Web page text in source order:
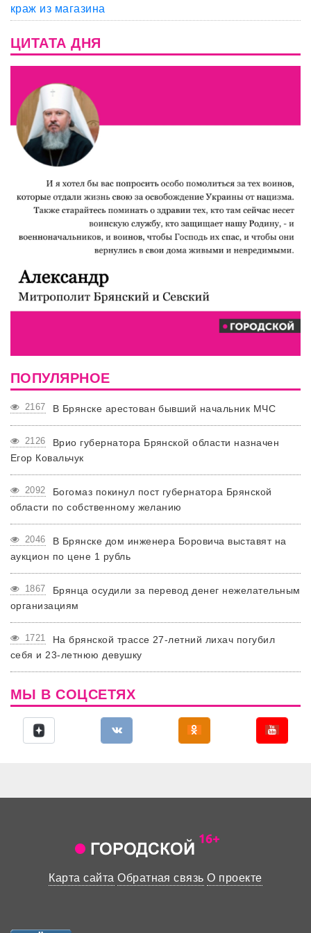
краж из магазина
ЦИТАТА ДНЯ
ПОПУЛЯРНОЕ
2167 В Брянске арестован бывший начальник МЧС
2126
Врио губернатора Брянской области назначен
Егор Ковальчук
2092
Богомаз покинул пост губернатора Брянской
области по собственному желанию
2046
В Брянске дом инженера Боровича выставят на
аукцион по цене 1 рубль
1867
Брянца осудили за перевод денег нежелательным
организациям
1721
На брянской трассе 27-летний лихач погубил
себя и 23-летнюю девушку
МЫ В СОЦСЕТЯХ
Карта сайта Обратная связь О проекте